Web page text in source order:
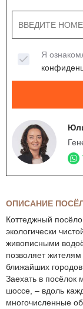
Я
ОПИСАНИЕ
Коттеджный
экологически
живописными
позволяет
ближайших
Заехать в посёлок
шоссе, – вдоль
многочисленные